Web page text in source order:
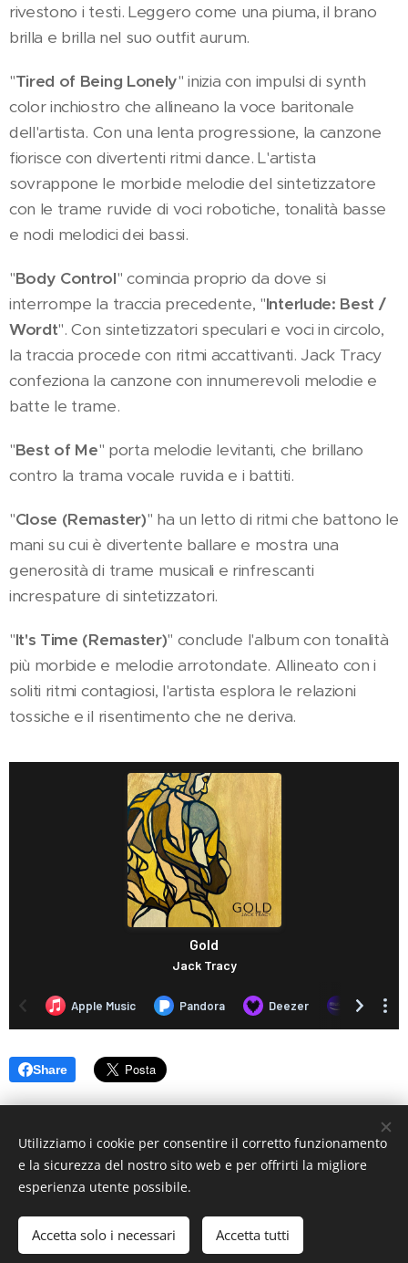
rivestono i testi. Leggero come una piuma, il brano
brilla e brilla nel suo outfit aurum.
"Tired of Being Lonely" inizia con impulsi di synth
color inchiostro che allineano la voce baritonale
dell'artista. Con una lenta progressione, la canzone
fiorisce con divertenti ritmi dance. L'artista
sovrappone le morbide melodie del sintetizzatore
con le trame ruvide di voci robotiche, tonalità basse
e nodi melodici dei bassi.
"Body Control" comincia proprio da dove si
interrompe la traccia precedente, "Interlude: Best /
Wordt". Con sintetizzatori speculari e voci in circolo,
la traccia procede con ritmi accattivanti. Jack Tracy
confeziona la canzone con innumerevoli melodie e
batte le trame.
"Best of Me" porta melodie levitanti, che brillano
contro la trama vocale ruvida e i battiti.
"Close (Remaster)" ha un letto di ritmi che battono le
mani su cui è divertente ballare e mostra una
generosità di trame musicali e rinfrescanti
increspature di sintetizzatori.
"It's Time (Remaster)" conclude l'album con tonalità
più morbide e melodie arrotondate. Allineato con i
soliti ritmi contagiosi, l'artista esplora le relazioni
tossiche e il risentimento che ne deriva.
Share
© 2019 www.artistionline.tv
Email: info@artistionline.tv Tel.3925001708 P.IVA 02838250351
Cookies
Utilizziamo i cookie per consentire il corretto funzionamento
e la sicurezza del nostro sito web e per offrirti la migliore
esperienza utente possibile.
Accetta solo i necessari Accetta tutti